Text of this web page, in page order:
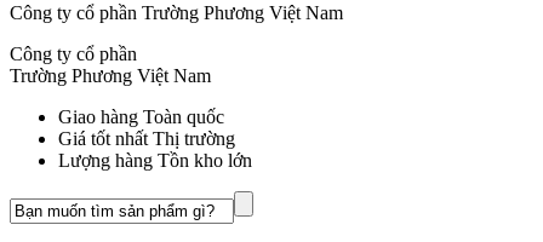
Công ty cổ phần Trường Phương Việt Nam
Công ty cổ phần
Trường Phương Việt Nam
Giao hàng Toàn quốc
Giá tốt nhất Thị trường
Lượng hàng Tồn kho lớn